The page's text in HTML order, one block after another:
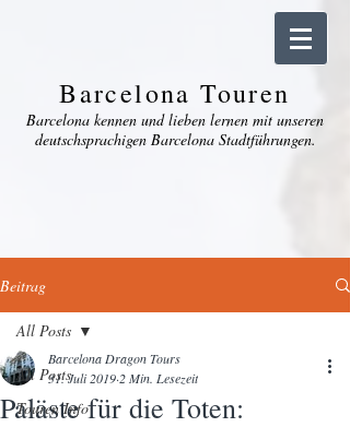
Barcelona Touren
Barcelona kennen und lieben lernen mit unseren
deutschsprachigen Barcelona Stadtführungen.
Beitrag
All Posts
Touren Info
All Posts
Paläste für die Toten:
Barcelona Dragon Tours
31. Juli 2019 2 Min. Lesezeit